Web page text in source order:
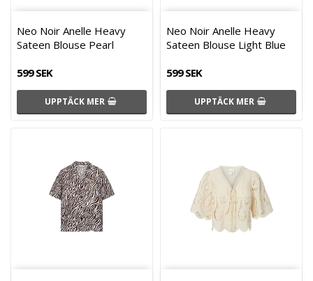
Neo Noir Anelle Heavy
Sateen Blouse Pearl
599 SEK
UPPTÄCK MER
Neo Noir Anelle Heavy
Sateen Blouse Light Blue
599 SEK
UPPTÄCK MER